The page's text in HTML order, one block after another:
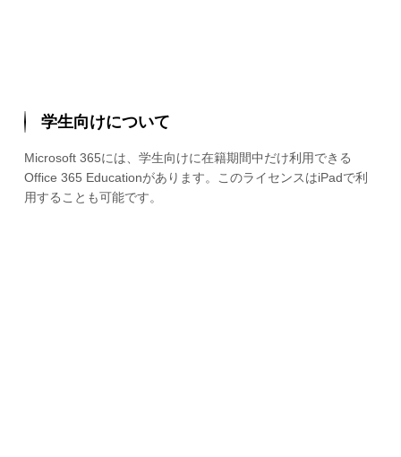
学生向けについて
Microsoft 365には、学生向けに在籍期間中だけ利用できる
Office 365 Educationがあります。このライセンスはiPadで利
用することも可能です。